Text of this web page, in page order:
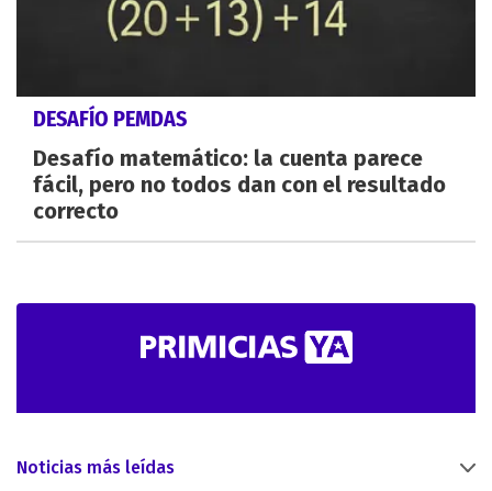
DESAFÍO PEMDAS
Desafío matemático: la cuenta parece
fácil, pero no todos dan con el resultado
correcto
Noticias más leídas